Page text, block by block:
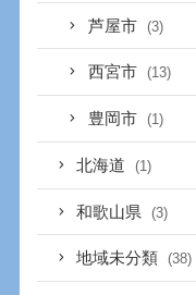
芦屋市 (3)
西宮市 (13)
豊岡市 (1)
北海道 (1)
和歌山県 (3)
地域未分類 (38)